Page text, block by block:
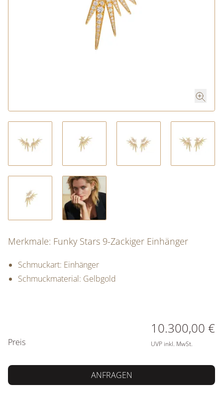
Merkmale: Funky Stars 9-Zackiger Einhänger
Schmuckart: Einhänger
Schmuckmaterial: Gelbgold
Preis
10.300,00 €
UVP inkl. MwSt.
ANFRAGEN